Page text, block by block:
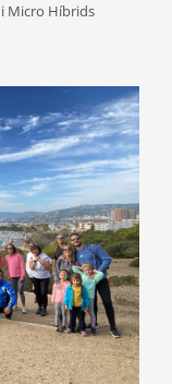
Micro Híbrids